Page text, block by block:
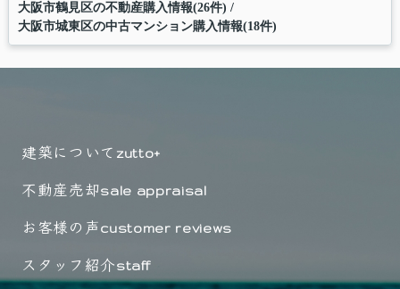
大阪市鶴見区の不動産購入情報(26件)
大阪市城東区の中古マンション購入情報(18件)
建築について zutto+
不動産売却sale appraisal
お客様の声customer reviews
スタッフ紹介staff